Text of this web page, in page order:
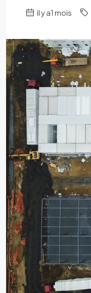
il y a1 mois